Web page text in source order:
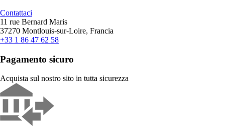
Contattaci
11 rue Bernard Maris
37270 Montlouis-sur-Loire, Francia
+33 1 86 47 62 58
Pagamento sicuro
Acquista sul nostro sito in tutta sicurezza